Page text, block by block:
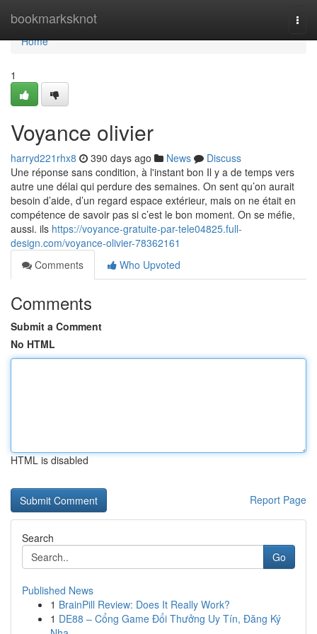
bookmarksknot
Home
Home
1
Voyance olivier
harryd221rhx8 390 days ago News
Discuss
Une réponse sans condition, à l'instant bon Il y a de temps vers
autre une délai qui perdure des semaines. On sent qu’on aurait
besoin d’aide, d’un regard espace extérieur, mais on ne était en
compétence de savoir pas si c’est le bon moment. On se méfie,
aussi. ils https://voyance-gratuite-par-tele04825.full-
design.com/voyance-olivier-78362161
Comments
Who Upvoted
Comments
Submit a Comment
No HTML
HTML is disabled
Report Page
Search
Go
Published News
1 BrainPill Review: Does It Really Work?
1 DE88 – Cổng Game Đổi Thưởng Uy Tín, Đăng Ký